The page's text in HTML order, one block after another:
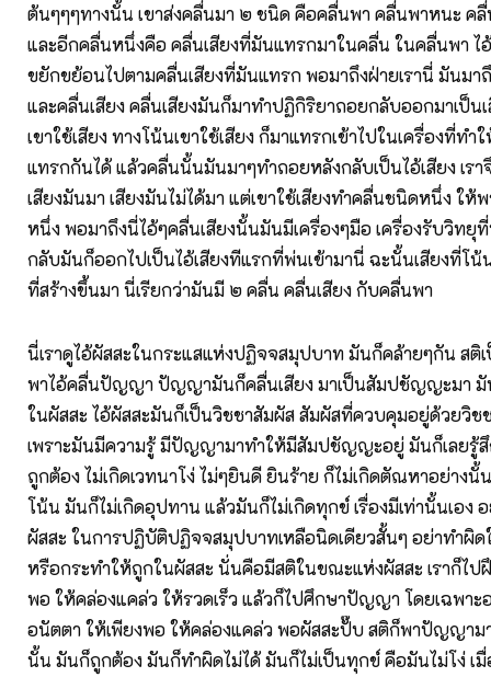
ต้นๆๆๆทางนั้น เขาส่งคลื่นมา ๒ ชนิด คือคลื่นพา คลื่นพาหนะ ค
และอีกคลื่นหนึ่งคือ คลื่นเสียงที่มันแทรกมาในคลื่น ในคลื่นพา ไ
ขยักขย้อนไปตามคลื่นเสียงที่มันแทรก พอมาถึงฝ่ายเรานี่ มันมา
และคลื่นเสียง คลื่นเสียงมันก็มาทำปฏิกิริยาถอยกลับออกมาเป็น
เขาใช้เสียง ทางโน้นเขาใช้เสียง ก็มาแทรกเข้าไปในเครื่องที่ท
แทรกกันได้ แล้วคลื่นนั้นมันมาๆทำถอยหลังกลับเป็นไอ้เสียง เรา
เสียงมันมา เสียงมันไม่ได้มา แต่เขาใช้เสียงทำคลื่นชนิดหนึ่ง ใ
หนึ่ง พอมาถึงนี่ไอ้ๆคลื่นเสียงนั้นมันมีเครื่องๆมือ เครื่องรับวิทยุ
กลับมันก็ออกไปเป็นไอ้เสียงทีแรกที่พ่นเข้ามานี่ ฉะนั้นเสียงที่โน้
ที่สร้างขึ้นมา นี่เรียกว่ามันมี ๒ คลื่น คลื่นเสียง กับคลื่นพา
นี่เราดูไอ้ผัสสะในกระแสแห่งปฏิจจสมุปบาท มันก็คล้ายๆกัน สติ
พาไอ้คลื่นปัญญา ปัญญามันก็คลื่นเสียง มาเป็นสัมปชัญญะมา
ในผัสสะ ไอ้ผัสสะมันก็เป็นวิชชาสัมผัส สัมผัสที่ควบคุมอยู่ด้วยวิช
เพราะมันมีความรู้ มีปัญญามาทำให้มีสัมปชัญญะอยู่ มันก็เลยรู้
ถูกต้อง ไม่เกิดเวทนาโง่ ไม่ๆยินดี ยินร้าย ก็ไม่เกิดตัณหาอย่างนั้
โน้น มันก็ไม่เกิดอุปทาน แล้วมันก็ไม่เกิดทุกข์ เรื่องมีเท่านั้นเอง
ผัสสะ ในการปฏิบัติปฏิจจสมุปบาทเหลือนิดเดียวสั้นๆ อย่าทำผิด
หรือกระทำให้ถูกในผัสสะ นั่นคือมีสติในขณะแห่งผัสสะ เราก็ไป
พอ ให้คล่องแคล่ว ให้รวดเร็ว แล้วก็ไปศึกษาปัญญา โดยเฉพาะ
อนัตตา ให้เพียงพอ ให้คล่องแคล่ว พอผัสสะปั๊บ สติก็พาปัญญา
นั้น มันก็ถูกต้อง มันก็ทำผิดไม่ได้ มันก็ไม่เป็นทุกข์ คือมันไม่โง่ เ